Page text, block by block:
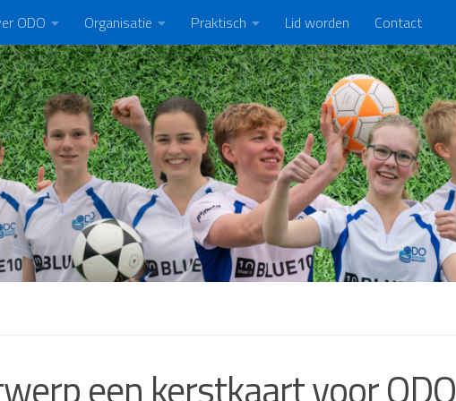
ODO Organisatie Praktisch Lid worden Contact
een kerstkaart voor ODO